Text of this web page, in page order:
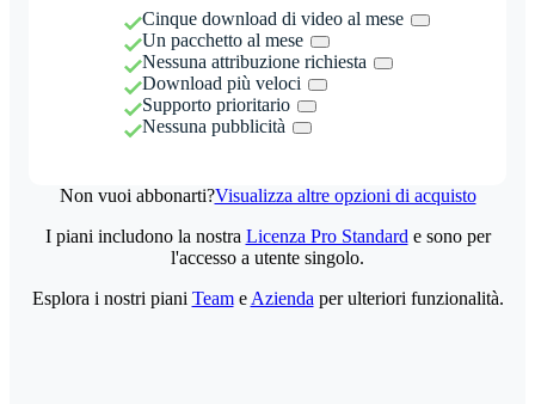
Cinque download di video al mese
Un pacchetto al mese
Nessuna attribuzione richiesta
Download più veloci
Supporto prioritario
Nessuna pubblicità
Non vuoi abbonarti?Visualizza altre opzioni di acquisto
I piani includono la nostra Licenza Pro Standard e sono per
l'accesso a utente singolo.
Esplora i nostri piani Teame Azienda per ulteriori funzionalità.